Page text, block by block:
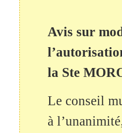
Avis sur
la Ste
Le conseil
à